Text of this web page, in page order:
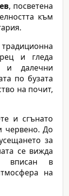
, посветена
към
и гледа
и далечни
по бузата
на почит,
и сгънато
червено. До
за
се вижда
вписан в
на